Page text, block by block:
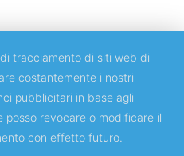
di Roma "Tor Vergata"
tracciamento di siti web di
costantemente i nostri
pubblicitari in base agli
revocare o modificare il
con effetto futuro.